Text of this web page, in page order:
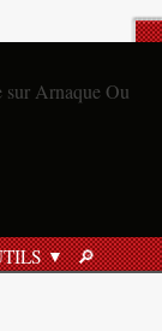
🔎︎